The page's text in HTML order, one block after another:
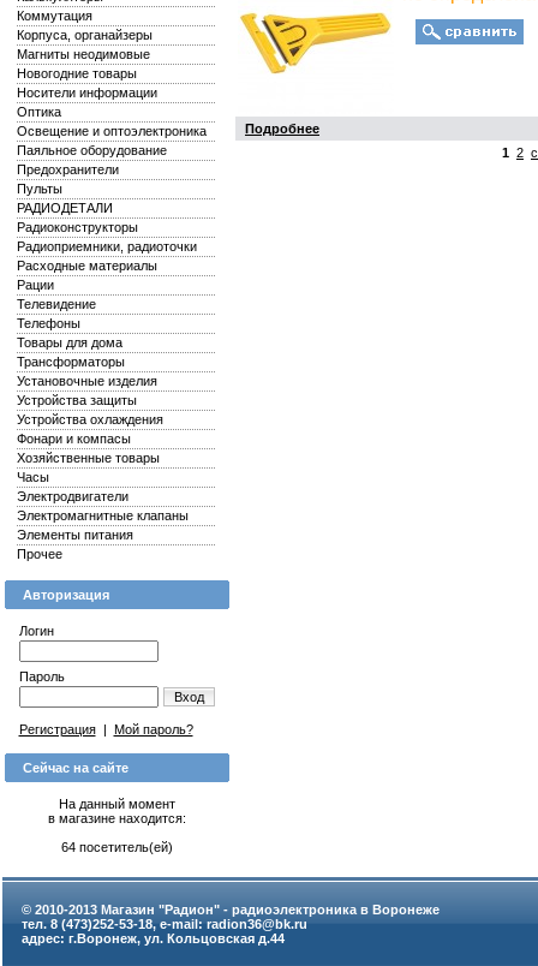
Коммутация
Корпуса, органайзеры
Магниты неодимовые
Новогодние товары
Носители информации
Оптика
Освещение и оптоэлектроника
Паяльное оборудование
Предохранители
Пульты
РАДИОДЕТАЛИ
Радиоконструкторы
Радиоприемники, радиоточки
Расходные материалы
Рации
Телевидение
Телефоны
Товары для дома
Трансформаторы
Установочные изделия
Устройства защиты
Устройства охлаждения
Фонари и компасы
Хозяйственные товары
Часы
Электродвигатели
Электромагнитные клапаны
Элементы питания
Прочее
Авторизация
Логин
Пароль
Вход
Регистрация| Мой пароль?
Сейчас на сайте
На данный момент
в магазине находится:
64 посетитель(ей)
Подробнее
1 2
© 2010-2013 Магазин "Радион" - радиоэлектроника в Воронеже
тел. 8 (473)252-53-18, e-mail: radion36@bk.ru
адрес: г.Воронеж, ул. Кольцовская д.44